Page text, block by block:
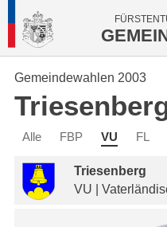
Gemeindewahlen 2003
Alle FBP VU FL
Triesenberg
VU |